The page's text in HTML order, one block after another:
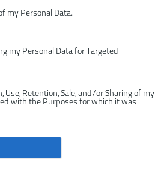
my Personal Data.
my Personal Data for Targeted
Retention, Sale, and/or Sharing of my
with the Purposes for which it was